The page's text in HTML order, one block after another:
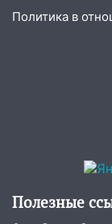
Фруктовой
В
12:18
Политика в
Полезные